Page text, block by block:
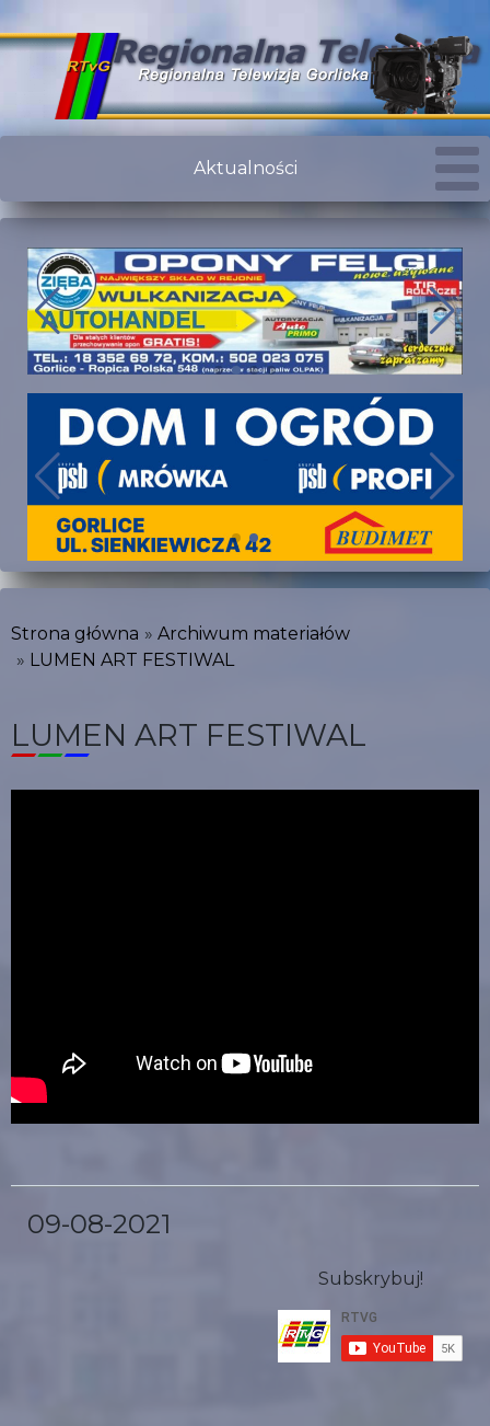
Aktualności
Strona główna
Archiwum materiałów
LUMEN ART FESTIWAL
LUMEN ART FESTIWAL
09-08-2021
Subskrybuj!